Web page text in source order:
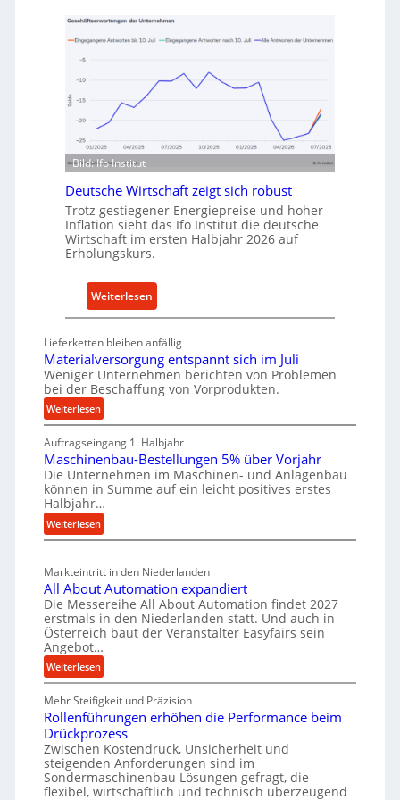
f
v
I
t
i
e
-
E
r
s
t
z
t
i
l
e
n
n
t
h
d
ü
r
n
a
c
h
a
l
t
i
g
e
W
k
z
e
a
u
p
r
o
e
s
s
Bild: Ifo Institut
Deutsche Wirtschaft zeigt sich robust
Trotz gestiegener Energiepreise und hoher
Inflation sieht das Ifo Institut die deutsche
Wirtschaft im ersten Halbjahr 2026 auf
Erholungskurs.
Weiterlesen:
D
u
t
s
h
e
W
s
h
a
f
t
i
g
t
s
i
c
Lieferketten bleiben anfällig
Materialversorgung entspannt sich im Juli
Weniger Unternehmen berichten von Problemen
bei der Beschaffung von Vorprodukten.
Weiterlesen:
M
a
t
e
r
i
a
l
e
r
s
o
g
u
n
g
e
n
t
s
Auftragseingang 1. Halbjahr
Maschinenbau-Bestellungen 5% über Vorjahr
Die Unternehmen im Maschinen- und Anlagenbau
können in Summe auf ein leicht positives erstes
Halbjahr…
Weiterlesen:
M
s
c
h
i
n
e
n
a
u
B
e
s
Markteintritt in den Niederlanden
All About Automation expandiert
Die Messereihe All About Automation findet 2027
erstmals in den Niederlanden statt. Und auch in
Österreich baut der Veranstalter Easyfairs sein
Angebot…
Weiterlesen:
A
l
l
A
b
o
u
Mehr Steifigkeit und Präzision
Rollenführungen erhöhen die Performance beim
Drückprozess
Zwischen Kostendruck, Unsicherheit und
steigenden Anforderungen sind im
Sondermaschinenbau Lösungen gefragt, die
flexibel, wirtschaftlich und technisch überzeugend